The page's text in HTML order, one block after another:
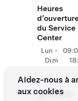
Heures
du Service
Center
Lun -
Dim
Opérations
Aidez-nous à
aux cookies